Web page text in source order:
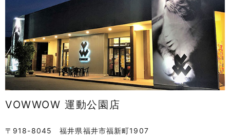
VOWWOW 運動公園店
〒918-8045 福井県福井市福新町1907